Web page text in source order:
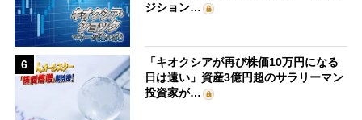
ジション…
6
「キオクシアが再び株価10万円になる
日は遠い」資産3億円超のサラリーマン
投資家が…